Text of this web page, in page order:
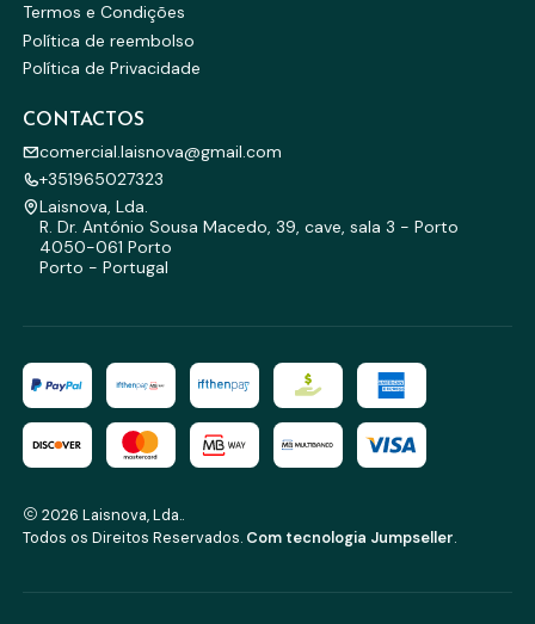
Termos e Condições
Política de reembolso
Política de Privacidade
CONTACTOS
comercial.laisnova@gmail.com
+351965027323
Laisnova, Lda.
R. Dr. António Sousa Macedo, 39, cave, sala 3 - Porto
4050-061 Porto
Porto - Portugal
2026 Laisnova, Lda..
Todos os Direitos Reservados. Com tecnologia Jumpseller.